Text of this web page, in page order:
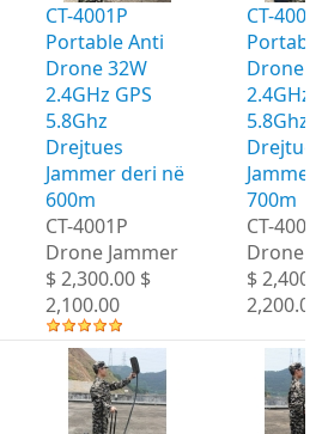
CT-4001P
Portable Anti
Drone 32W
2.4GHz GPS
5.8Ghz
Drejtues
Jammer deri në
600m
CT-4001P
Drone Jammer
$ 2,300.00 $
2,100.00
CT-4002P
Drone
2.4GHz
5.8Ghz
Drejtues
Jammer
700m
CT-4002P
Drone
$
2,200.00